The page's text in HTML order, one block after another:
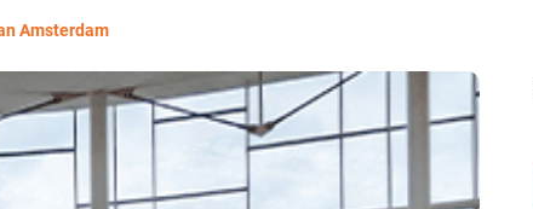
Amsterdam